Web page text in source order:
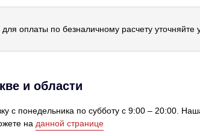
оплаты по безналичному расчету уточняйте
и области
с понедельника по субботу с 9:00 – 20:00.
на данной странице